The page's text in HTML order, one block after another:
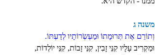
משנה ג
וְתוֹרֵם אֶת תְּרוּמָתוֹ וּמַעְשְֹרוֹתָיו לְדַעְתּוֹ.
וּמַקְרִיב עָלָיו קִנֵּי זָבִין, קִנֵּי זָבוֹת, קִנֵּי יוֹלְדוֹת,